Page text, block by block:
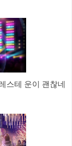
스테 운이 괜찮네